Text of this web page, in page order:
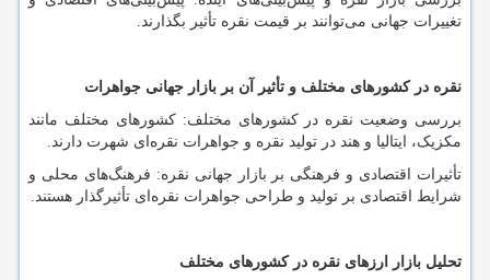
تغییرات جهانی میتوانند بر قیمت نقره تأثیر بگذارند.
نقره در کشورهای مختلف و تأثیر آن بر بازار جهانی جواهرات
بررسی وضعیت نقره در کشورهای مختلف: کشورهای مختلف مانند
مکزیک، ایتالیا و هند در تولید نقره و جواهرات نقرهای شهرت دارند.
تأثیرات اقتصادی و فرهنگی بر بازار جهانی نقره: فرهنگهای محلی و
شرایط اقتصادی بر تولید و طراحی جواهرات نقرهای تأثیرگذار هستند.
تحلیل بازار ارزهای نقره در کشورهای مختلف